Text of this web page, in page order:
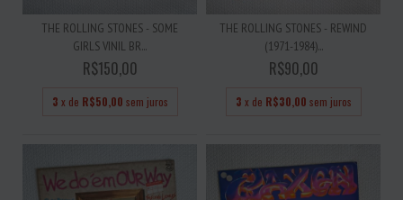
THE ROLLING STONES - SOME
GIRLS VINIL BR...
R$150,00
3 x de R$50,00 sem juros
THE ROLLING STONES - REWIND
(1971-1984)...
R$90,00
3 x de R$30,00 sem juros